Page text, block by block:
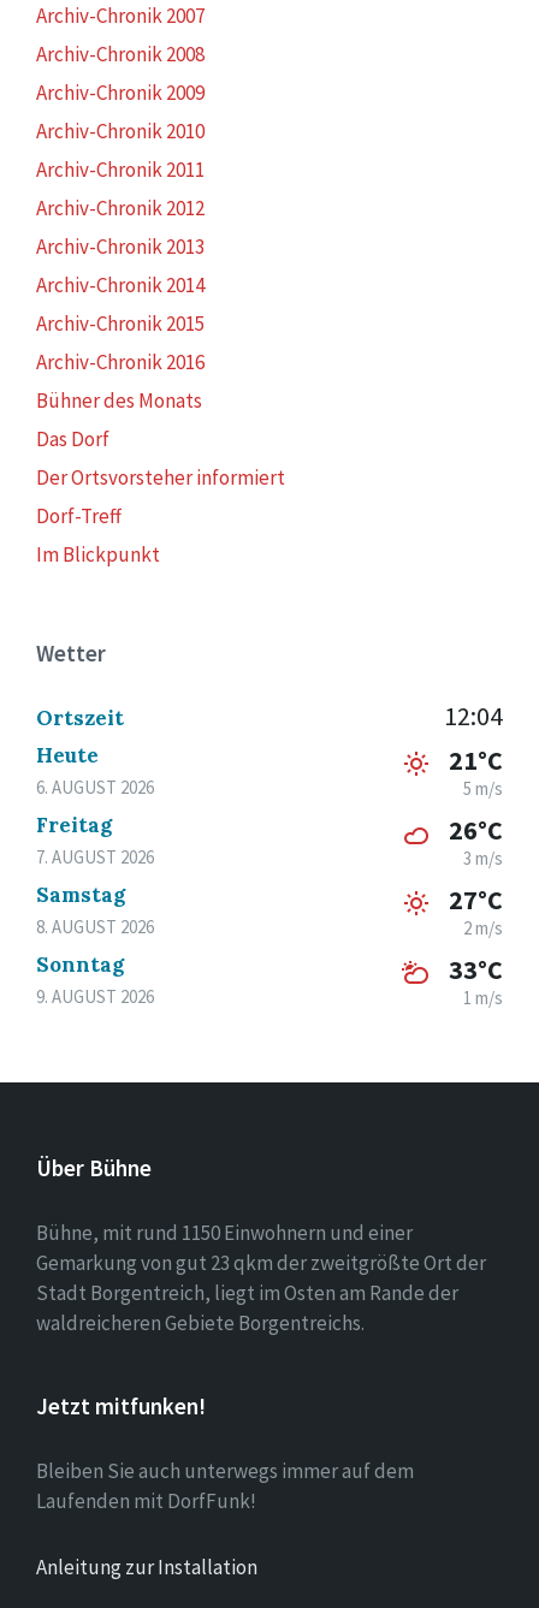
Archiv-Chronik 2007
Archiv-Chronik 2008
Archiv-Chronik 2009
Archiv-Chronik 2010
Archiv-Chronik 2011
Archiv-Chronik 2012
Archiv-Chronik 2013
Archiv-Chronik 2014
Archiv-Chronik 2015
Archiv-Chronik 2016
Bühner des Monats
Das Dorf
Der Ortsvorsteher informiert
Dorf-Treff
Im Blickpunkt
Wetter
Ortszeit 12:04
Heute
6. AUGUST 2026
21°C
5 m/s
Freitag
7. AUGUST 2026
26°C
3 m/s
Samstag
8. AUGUST 2026
27°C
2 m/s
Sonntag
9. AUGUST 2026
33°C
1 m/s
Über Bühne
Bühne, mit rund 1150 Einwohnern und einer
Gemarkung von gut 23 qkm der zweitgrößte Ort der
Stadt Borgentreich, liegt im Osten am Rande der
waldreicheren Gebiete Borgentreichs.
Jetzt mitfunken!
Bleiben Sie auch unterwegs immer auf dem
Laufenden mit DorfFunk!
Anleitung zur Installation